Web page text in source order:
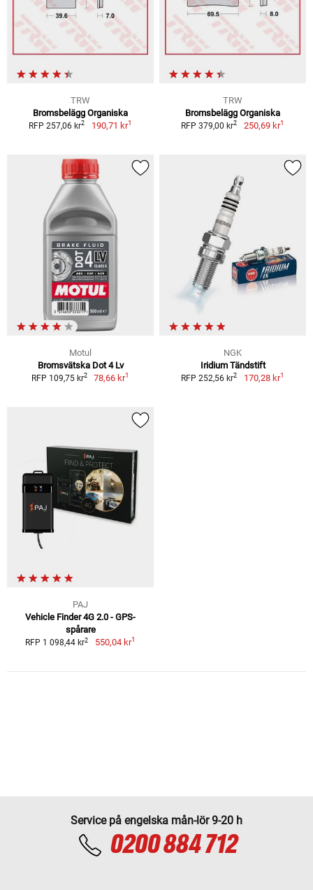
TRW
Bromsbelägg Organiska
RFP 257,06 kr2 190,71 kr1
TRW
Bromsbelägg Organiska
RFP 379,00 kr2 250,69 kr1
Motul
Bromsvätska Dot 4 Lv
RFP 109,75 kr2 78,66 kr1
NGK
Iridium Tändstift
RFP 252,56 kr2 170,28 kr1
PAJ
Vehicle Finder 4G 2.0 - GPS-
spårare
RFP 1 098,44 kr2 550,04 kr1
Service på engelska mån-lör 9-20 h
0200 884 712